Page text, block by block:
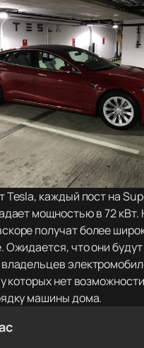
Tesla, каждый пост на
мощностью в 72
получат более
Ожидается, что они будут
которых нет возможности
машины дома.